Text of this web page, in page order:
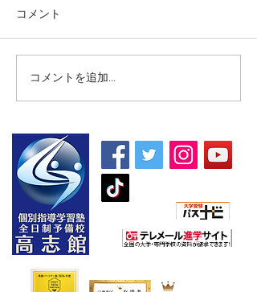
【高校生・高卒浪人生向
け夏期講習】
コメント
コメントを追加…